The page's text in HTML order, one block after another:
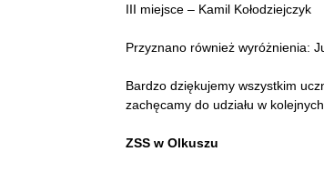
III miejsce – Kamil Kołodziejczyk
Przyznano również wyróżnienia:
Bardzo dziękujemy wszystkim
zachęcamy do udziału w
ZSS w Olkuszu